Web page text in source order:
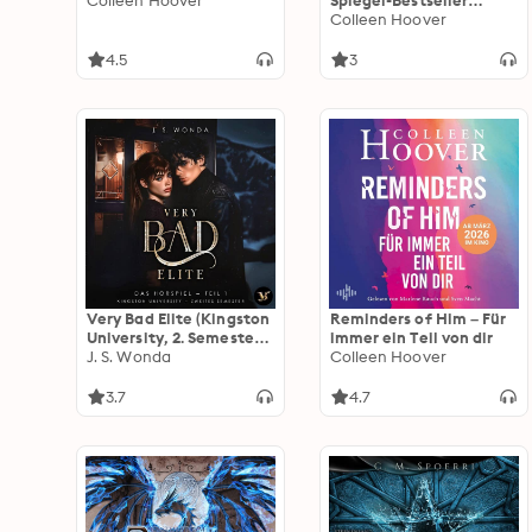
4.5
(Verity): Bislang
Zusatzkapitel!
Colleen Hoover
3
Very Bad Elite (Kingston
University, 2. Semester,
Teil 1) – Das Hörspiel
J. S. Wonda
3.7
Reminders of Him – Für
immer ein Teil von dir
Colleen Hoover
4.7